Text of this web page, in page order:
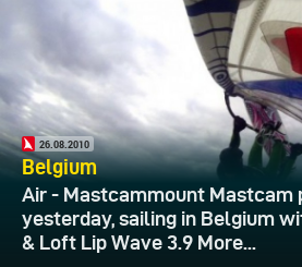
26.08.2010
Belgium
Air - Mastcammount Mastcam
yesterday, sailing in Belgium
& Loft Lip Wave 3.9 More...